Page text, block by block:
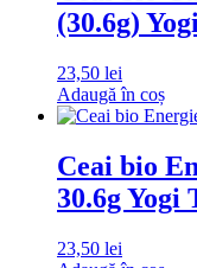
(30.6g)
23,50 lei
Adaugă în coș
Ceai bio
30.6g Yogi
23,50 lei